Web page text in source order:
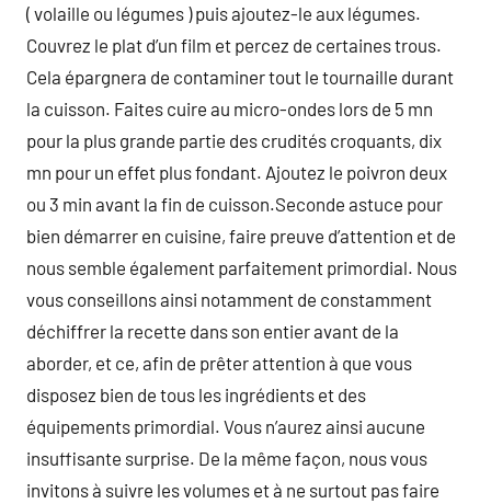
( volaille ou légumes ) puis ajoutez-le aux légumes.
Couvrez le plat d’un film et percez de certaines trous.
Cela épargnera de contaminer tout le tournaille durant
la cuisson. Faites cuire au micro-ondes lors de 5 mn
pour la plus grande partie des crudités croquants, dix
mn pour un effet plus fondant. Ajoutez le poivron deux
ou 3 min avant la fin de cuisson.Seconde astuce pour
bien démarrer en cuisine, faire preuve d’attention et de
nous semble également parfaitement primordial. Nous
vous conseillons ainsi notamment de constamment
déchiffrer la recette dans son entier avant de la
aborder, et ce, afin de prêter attention à que vous
disposez bien de tous les ingrédients et des
équipements primordial. Vous n’aurez ainsi aucune
insuffisante surprise. De la même façon, nous vous
invitons à suivre les volumes et à ne surtout pas faire